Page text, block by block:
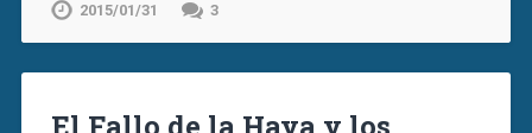
2015/01/31 3